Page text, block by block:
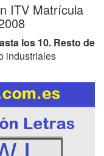
ITV Matrícula
los 10. Resto de
industriales